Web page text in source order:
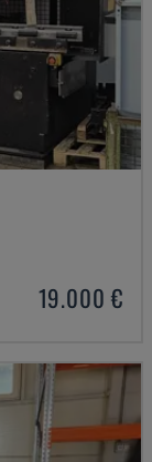
19.000 €